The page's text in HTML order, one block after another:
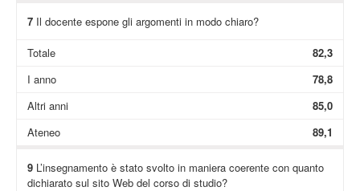
7Il docente espone gli argomenti in modo chiaro?
Totale
82,3
I anno
78,8
Altri anni
85,0
Ateneo
89,1
9L’insegnamento è stato svolto in maniera coerente con quanto
dichiarato sul sito Web del corso di studio?